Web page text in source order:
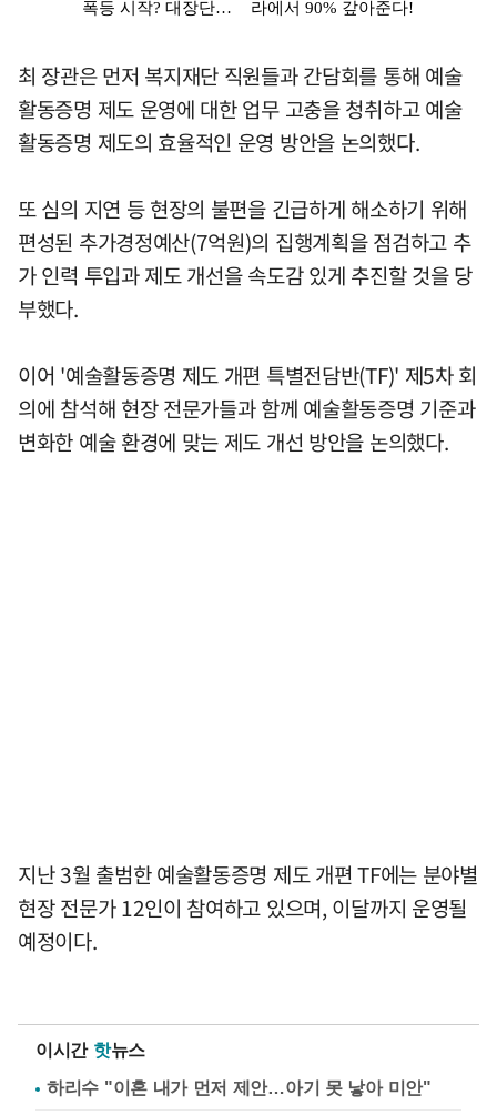
최 장관은 먼저 복지재단 직원들과 간담회를 통해 예술
활동증명 제도 운영에 대한 업무 고충을 청취하고 예술
활동증명 제도의 효율적인 운영 방안을 논의했다.
또 심의 지연 등 현장의 불편을 긴급하게 해소하기 위해
편성된 추가경정예산(7억원)의 집행계획을 점검하고 추
가 인력 투입과 제도 개선을 속도감 있게 추진할 것을 당
부했다.
이어 '예술활동증명 제도 개편 특별전담반(TF)' 제5차 회
의에 참석해 현장 전문가들과 함께 예술활동증명 기준과
변화한 예술 환경에 맞는 제도 개선 방안을 논의했다.
지난 3월 출범한 예술활동증명 제도 개편 TF에는 분야별
현장 전문가 12인이 참여하고 있으며, 이달까지 운영될
예정이다.
이시간 핫뉴스
하리수 "이혼 내가 먼저 제안…아기 못 낳아 미안"